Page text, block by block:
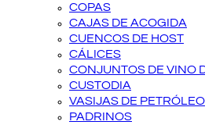
COPAS
CAJAS DE ACOGIDA
CUENCOS DE HOST
CÁLICES
CONJUNTOS DE VINO
CUSTODIA
VASIJAS DE PETRÓLEO
PADRINOS